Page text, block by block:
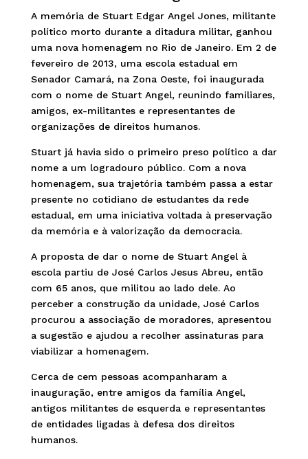
A memória de Stuart Edgar Angel Jones, militante
político morto durante a ditadura militar, ganhou
uma nova homenagem no Rio de Janeiro. Em 2 de
fevereiro de 2013, uma escola estadual em
Senador Camará, na Zona Oeste, foi inaugurada
com o nome de Stuart Angel, reunindo familiares,
amigos, ex-militantes e representantes de
organizações de direitos humanos.
Stuart já havia sido o primeiro preso político a dar
nome a um logradouro público. Com a nova
homenagem, sua trajetória também passa a estar
presente no cotidiano de estudantes da rede
estadual, em uma iniciativa voltada à preservação
da memória e à valorização da democracia.
A proposta de dar o nome de Stuart Angel à
escola partiu de José Carlos Jesus Abreu, então
com 65 anos, que militou ao lado dele. Ao
perceber a construção da unidade, José Carlos
procurou a associação de moradores, apresentou
a sugestão e ajudou a recolher assinaturas para
viabilizar a homenagem.
Cerca de cem pessoas acompanharam a
inauguração, entre amigos da família Angel,
antigos militantes de esquerda e representantes
de entidades ligadas à defesa dos direitos
humanos.